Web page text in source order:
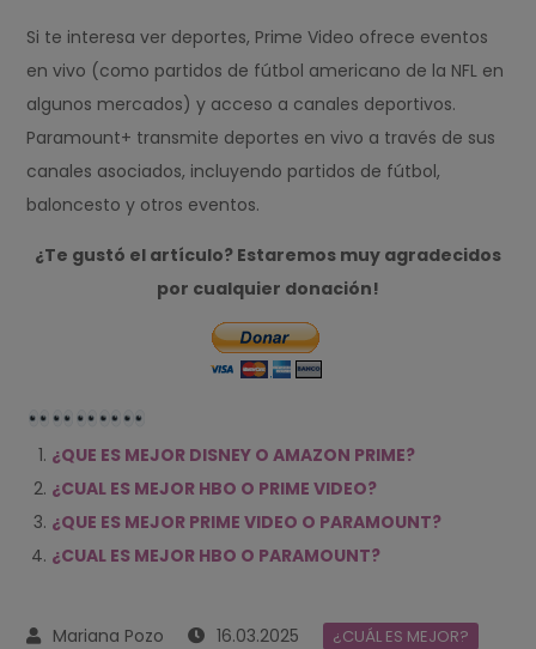
Si te interesa ver deportes, Prime Video ofrece eventos
en vivo (como partidos de fútbol americano de la NFL en
algunos mercados) y acceso a canales deportivos.
Paramount+ transmite deportes en vivo a través de sus
canales asociados, incluyendo partidos de fútbol,
baloncesto y otros eventos.
¿Te gustó el artículo? Estaremos muy agradecidos
por cualquier donación!
¿QUE ES MEJOR DISNEY O AMAZON PRIME?
¿CUAL ES MEJOR HBO O PRIME VIDEO?
¿QUE ES MEJOR PRIME VIDEO O PARAMOUNT?
¿CUAL ES MEJOR HBO O PARAMOUNT?
16.03.2025 ¿CUÁL ES MEJOR?